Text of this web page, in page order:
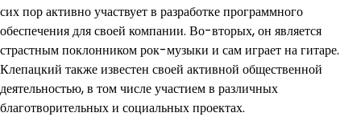
сих пор активно участвует в разработке программного
обеспечения для своей компании. Во-вторых, он является
страстным поклонником рок-музыки и сам играет на гитаре.
Клепацкий также известен своей активной общественной
деятельностью, в том числе участием в различных
благотворительных и социальных проектах.